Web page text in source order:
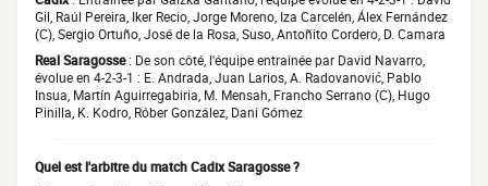
Gil, Raúl Pereira, Iker Recio, Jorge Moreno, Iza Carcelén, Álex Fernández
(C), Sergio Ortuño, José de la Rosa, Suso, Antoñito Cordero, D. Camara
Real Saragosse: De son côté, l'équipe entraînée par David Navarro,
évolue en 4-2-3-1 : E. Andrada, Juan Larios, A. Radovanović, Pablo
Insua, Martín Aguirregabiria, M. Mensah, Francho Serrano (C), Hugo
Pinilla, K. Kodro, Róber González, Dani Gómez
Quel est l'arbitre du match Cadix Saragosse ?